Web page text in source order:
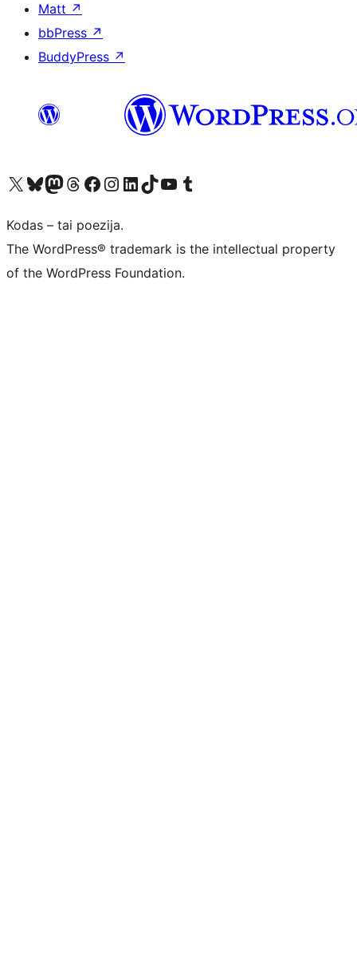
Matt ↗
bbPress ↗
BuddyPress ↗
Visit our X (formerly Twitter) account
Apsilankykite mūsų Bluesky paskyroje
Visit our Mastodon account
Apsilankykite mūsų Threads paskyroje
Visit our Facebook page
Visit our Instagram account
Visit our LinkedIn account
Apsilankykite mūsų TikTok paskyroje
Visit our YouTube channel
Apsilankykite mūsų Tumblr paskyroje
Kodas – tai poezija.
The WordPress® trademark is the intellectual property
of the WordPress Foundation.